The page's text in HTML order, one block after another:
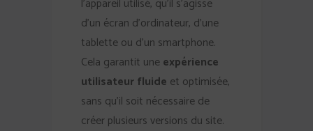
l’appareil utilisé, qu’il s’agisse
d’un écran d’ordinateur, d’une
tablette ou d’un smartphone.
Cela garantit uneexpérience
utilisateur fluide et optimisée,
sans qu’il soit nécessaire de
créer plusieurs versions du site.